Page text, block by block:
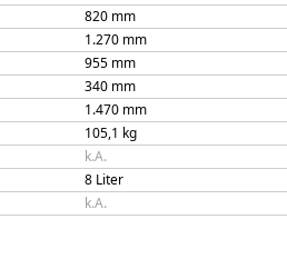
820 mm
1.270 mm
955 mm
340 mm
1.470 mm
105,1 kg
k.A.
8 Liter
k.A.